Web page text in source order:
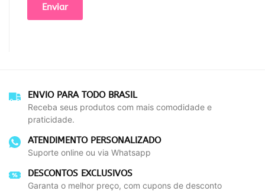
Enviar
ENVIO PARA TODO BRASIL
Receba seus produtos com mais comodidade e
praticidade.
ATENDIMENTO PERSONALIZADO
Suporte online ou via Whatsapp
DESCONTOS EXCLUSIVOS
Garanta o melhor preço, com cupons de desconto